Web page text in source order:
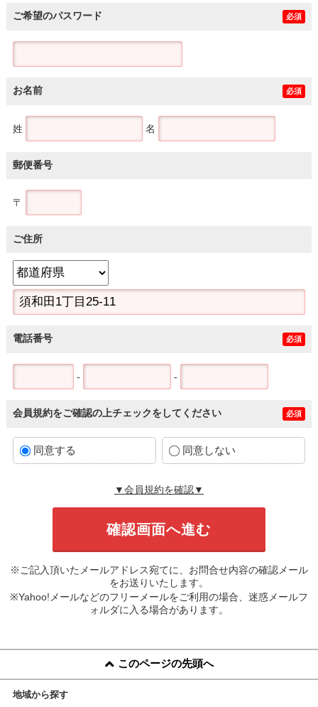
ご希望のパスワード 必須
お名前 必須
姓 名
郵便番号
〒
ご住所
電話番号 必須
- -
会員規約をご確認の上チェックをしてください 必須
同意する 同意しない
▼会員規約を確認▼
※ご記入頂いたメールアドレス宛てに、お問合せ内容の確認メール
をお送りいたします。
※Yahoo!メールなどのフリーメールをご利用の場合、迷惑メールフ
ォルダに入る場合があります。
このページの先頭へ
地域から探す